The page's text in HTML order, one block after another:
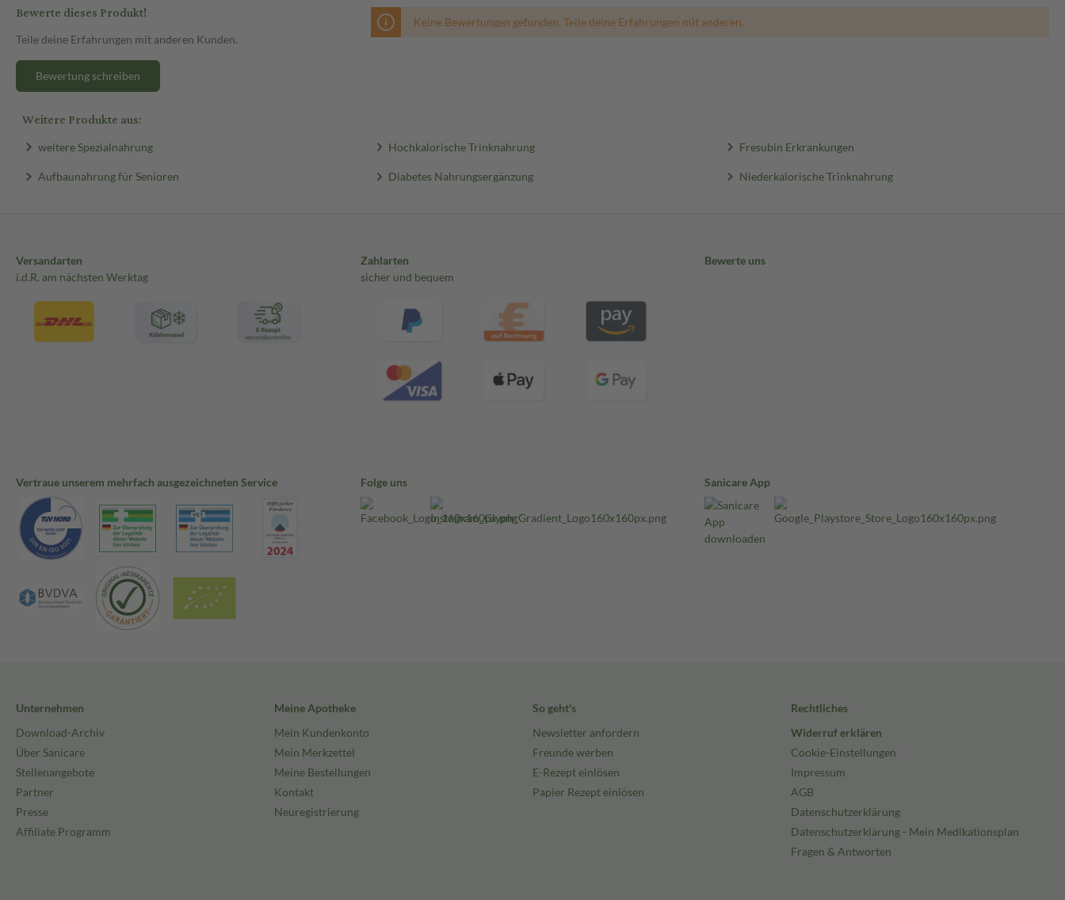
Bewerte dieses Produkt!
Teile deine Erfahrungen mit anderen Kunden.
Bewertung schreiben
Keine Bewertungen gefunden. Teile deine Erfahrungen mit anderen.
Weitere Produkte aus:
weitere Spezialnahrung Hochkalorische Trinknahrung Fresubin Erkrankungen
Aufbaunahrung für Senioren Diabetes Nahrungsergänzung Niederkalorische Trinknahrung
Versandarten
i.d.R. am nächsten Werktag
Zahlarten
sicher und bequem
Bewerte uns
Vertraue unserem mehrfach ausgezeichneten Service Folge uns Sanicare App
Unternehmen
Download-Archiv
Über Sanicare
Stellenangebote
Partner
Presse
Affiliate Programm
Meine Apotheke
Mein Kundenkonto
Mein Merkzettel
Meine Bestellungen
Kontakt
Neuregistrierung
So geht's
Newsletter anfordern
Freunde werben
E-Rezept einlösen
Papier Rezept einlösen
Rechtliches
Widerruf erklären
Cookie-Einstellungen
Impressum
AGB
Datenschutzerklärung
Datenschutzerklärung - Mein Medikationsplan
Fragen & Antworten